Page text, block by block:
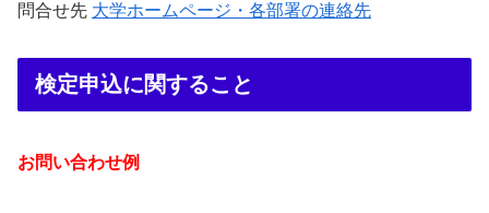
問合せ先 大学ホームページ・各部署の連絡先
検定申込に関すること
お問い合わせ例